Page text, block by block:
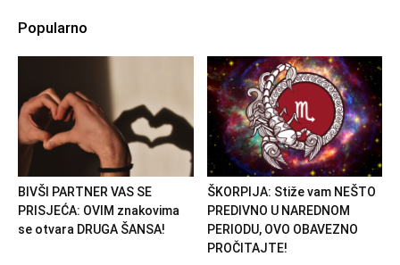
Popularno
BIVŠI PARTNER VAS SE
PRISJEĆA: OVIM znakovima
se otvara DRUGA ŠANSA!
ŠKORPIJA: Stiže vam NEŠTO
PREDIVNO U NAREDNOM
PERIODU, OVO OBAVEZNO
PROČITAJTE!